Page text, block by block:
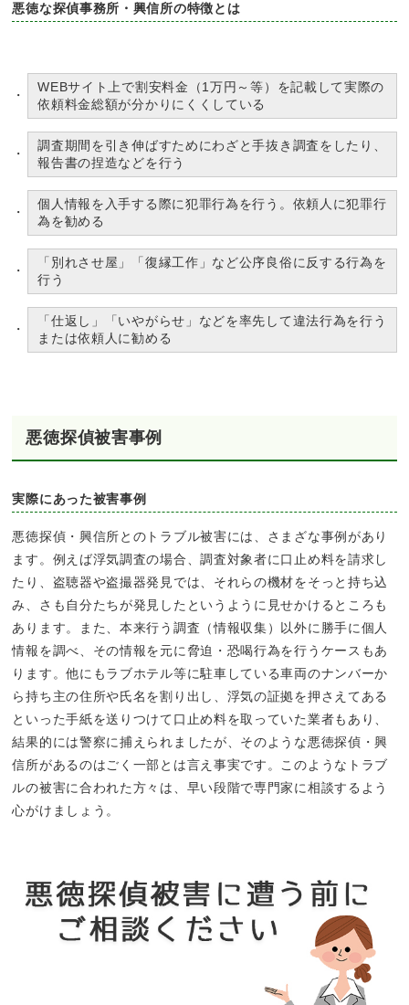
悪徳な探偵事務所・興信所の特徴とは
WEBサイト上で割安料金（1万円～等）を記載して実際の
依頼料金総額が分かりにくくしている
調査期間を引き伸ばすためにわざと手抜き調査をしたり、
報告書の捏造などを行う
個人情報を入手する際に犯罪行為を行う。依頼人に犯罪行
為を勧める
「別れさせ屋」「復縁工作」など公序良俗に反する行為を
行う
「仕返し」「いやがらせ」などを率先して違法行為を行う
または依頼人に勧める
悪徳探偵被害事例
実際にあった被害事例
悪徳探偵・興信所とのトラブル被害には、さまざな事例があり
ます。例えば浮気調査の場合、調査対象者に口止め料を請求し
たり、盗聴器や盗撮器発見では、それらの機材をそっと持ち込
み、さも自分たちが発見したというように見せかけるところも
あります。また、本来行う調査（情報収集）以外に勝手に個人
情報を調べ、その情報を元に脅迫・恐喝行為を行うケースもあ
ります。他にもラブホテル等に駐車している車両のナンバーか
ら持ち主の住所や氏名を割り出し、浮気の証拠を押さえてある
といった手紙を送りつけて口止め料を取っていた業者もあり、
結果的には警察に捕えられましたが、そのような悪徳探偵・興
信所があるのはごく一部とは言え事実です。このようなトラブ
ルの被害に合われた方々は、早い段階で専門家に相談するよう
心がけましょう。